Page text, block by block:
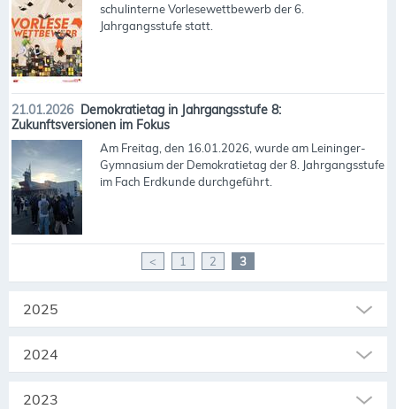
schulinterne Vorlesewettbewerb der 6.
Jahrgangsstufe statt.
21.01.2026 Demokratietag in Jahrgangsstufe 8:
Zukunftsversionen im Fokus
Am Freitag, den 16.01.2026, wurde am Leininger-
Gymnasium der Demokratietag der 8. Jahrgangsstufe
im Fach Erdkunde durchgeführt.
< 1 2 3
2025
2024
2023